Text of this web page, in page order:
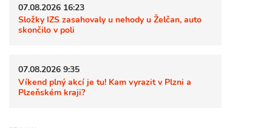
07.08.2026 16:23
Složky IZS zasahovaly u nehody u Želčan, auto
skončilo v poli
07.08.2026 9:35
Víkend plný akcí je tu! Kam vyrazit v Plzni a
Plzeňském kraji?